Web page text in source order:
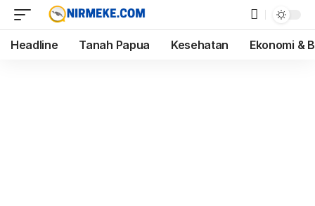
Headline Tanah Papua Kesehatan Ekonomi &